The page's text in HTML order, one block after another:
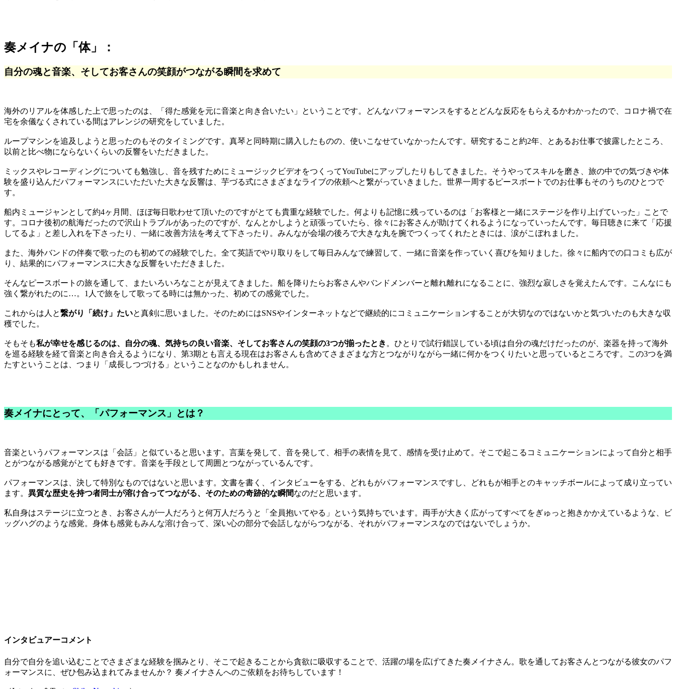
奏メイナの「体」：
自分の魂と音楽、そしてお客さんの笑顔がつながる瞬間を求めて
海外のリアルを体感した上で思ったのは、「得た感覚を元に音楽と向き合いたい」ということです。どんなパフォーマンスをするとどんな反応をもらえるかわかったので、コロナ禍で在
宅を余儀なくされている間はアレンジの研究をしていました。
ループマシンを追及しようと思ったのもそのタイミングです。真琴と同時期に購入したものの、使いこなせていなかったんです。研究すること約2年、とあるお仕事で披露したところ、
以前と比べ物にならないくらいの反響をいただきました。
ミックスやレコーディングについても勉強し、音を残すためにミュージックビデオをつくってYouTubeにアップしたりもしてきました。そうやってスキルを磨き、旅の中での気づきや体
験を盛り込んだパフォーマンスにいただいた大きな反響は、芋づる式にさまざまなライブの依頼へと繋がっていきました。世界一周するピースボートでのお仕事もそのうちのひとつで
す。
船内ミュージャンとして約4ヶ月間、ほぼ毎日歌わせて頂いたのですがとても貴重な経験でした。何よりも記憶に残っているのは「お客様と一緒にステージを作り上げていった」ことで
す。コロナ後初の航海だったので沢山トラブルがあったのですが、なんとかしようと頑張っていたら、徐々にお客さんが助けてくれるようになっていったんです。毎日聴きに来て「応援
してるよ」と差し入れを下さったり、一緒に改善方法を考えて下さったり。みんなが会場の後ろで大きな丸を腕でつくってくれたときには、涙がこぼれました。
また、海外バンドの伴奏で歌ったのも初めての経験でした。全て英語でやり取りをして毎日みんなで練習して、一緒に音楽を作っていく喜びを知りました。徐々に船内での口コミも広が
り、結果的にパフォーマンスに大きな反響をいただきました。
そんなピースボートの旅を通して、またいろいろなことが見えてきました。船を降りたらお客さんやバンドメンバーと離れ離れになることに、強烈な寂しさを覚えたんです。こんなにも
強く繋がれたのに…。1人で旅をして歌ってる時には無かった、初めての感覚でした。
これからは人と繋がり「続け」たいと真剣に思いました。そのためにはSNSやインターネットなどで継続的にコミュニケーションすることが大切なのではないかと気づいたのも大きな収
穫でした。
そもそも私が幸せを感じるのは、自分の魂、気持ちの良い音楽、そしてお客さんの笑顔の3つが揃ったとき 。ひとりで試行錯誤している頃は自分の魂だけだったのが、楽器を持って海外
を巡る経験を経て音楽と向き合えるようになり、第3期とも言える現在はお客さんも含めてさまざまな方とつながりながら一緒に何かをつくりたいと思っているところです。この3つを満
たすということは、つまり「成長しつづける」ということなのかもしれません。
奏メイナにとって、「パフォーマンス」とは？
音楽というパフォーマンスは「会話」と似ていると思います。言葉を発して、音を発して、相手の表情を見て、感情を受け止めて。そこで起こるコミュニケーションによって自分と相手
とがつながる感覚がとても好きです。音楽を手段として周囲とつながっているんです。
パフォーマンスは、決して特別なものではないと思います。文書を書く、インタビューをする、どれもがパフォーマンスですし、どれもが相手とのキャッチボールによって成り立ってい
ます。 異質な歴史を持つ者同士が溶け合ってつながる、そのための奇跡的な瞬間なのだと思います。
私自身はステージに立つとき、お客さんが一人だろうと何万人だろうと「全員抱いてやる」という気持ちでいます。両手が大きく広がってすべてをぎゅっと抱きかかえているような、ビ
ッグハグのような感覚。身体も感覚もみんな溶け合って、深い心の部分で会話しながらつながる、それがパフォーマンスなのではないでしょうか。
インタビュアーコメント
自分で自分を追い込むことでさまざまな経験を掴みとり、そこで起きることから貪欲に吸収することで、活躍の場を広げてきた奏メイナさん。歌を通してお客さんとつながる彼女のパフ
ォーマンスに、ぜひ包み込まれてみませんか？ 奏メイナさんへのご依頼をお待ちしています！